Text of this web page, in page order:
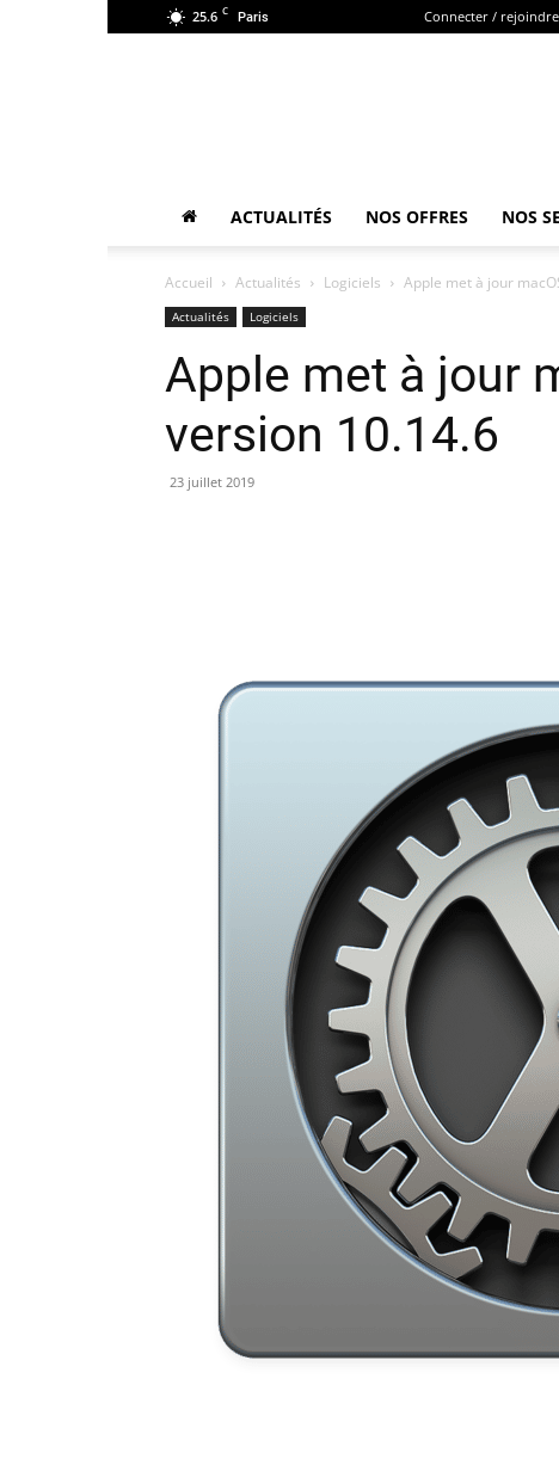
25.6 C Paris Connecter / rejoindre
ACTUALITÉS NOS OFFRES NOS
Accueil Actualités Logiciels Apple met à jour
Actualités Logiciels
Apple met à jour
version 10.14.6
23 juillet 2019